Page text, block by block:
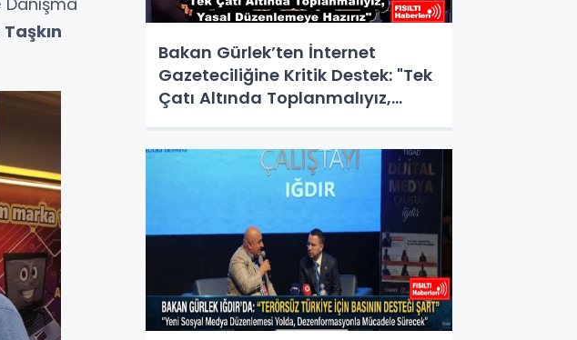
Taşkın
Bakan Gürlek’ten İnternet
Gazeteciliğine Kritik Destek: "Tek
Çatı Altında Toplanmalıyız,